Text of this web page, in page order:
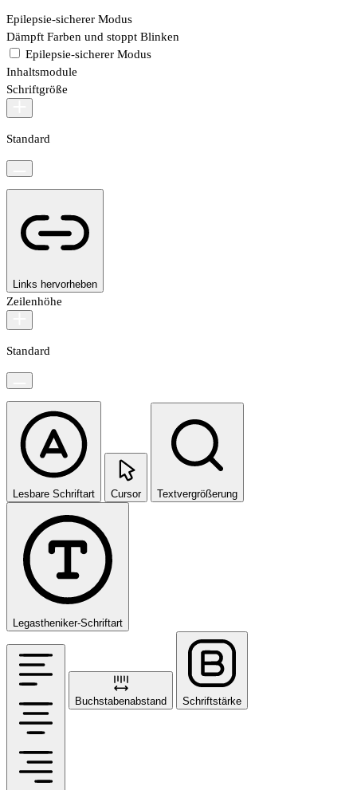
Epilepsie-sicherer Modus
Dämpft Farben und stoppt Blinken
Epilepsie-sicherer Modus
Inhaltsmodule
Schriftgröße
Standard
Links hervorheben
Zeilenhöhe
Standard
Lesbare Schriftart Cursor Textvergrößerung
Legastheniker-Schriftart
Buchstabenabstand Schriftstärke